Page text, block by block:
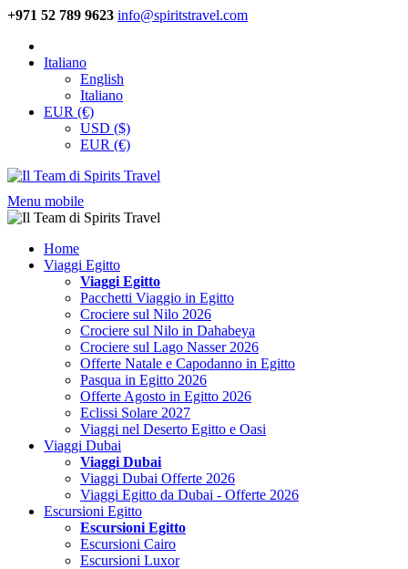
+971 52 789 9623 info@spiritstravel.com
Italiano
English
Italiano
EUR (€)
USD ($)
EUR (€)
Menu mobile
Home
Viaggi Egitto
Viaggi Egitto
Pacchetti Viaggio in Egitto
Crociere sul Nilo 2026
Crociere sul Nilo in Dahabeya
Crociere sul Lago Nasser 2026
Offerte Natale e Capodanno in Egitto
Pasqua in Egitto 2026
Offerte Agosto in Egitto 2026
Eclissi Solare 2027
Viaggi nel Deserto Egitto e Oasi
Viaggi Dubai
Viaggi Dubai
Viaggi Dubai Offerte 2026
Viaggi Egitto da Dubai - Offerte 2026
Escursioni Egitto
Escursioni Egitto
Escursioni Cairo
Escursioni Luxor